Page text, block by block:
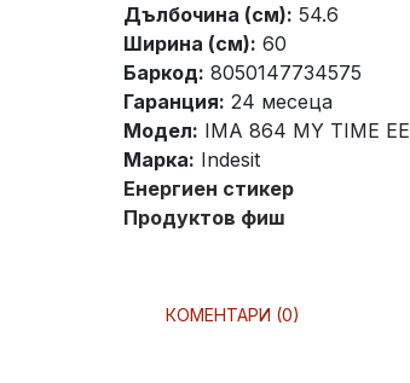
Дълбочина (см): 54.6
Ширина (см): 60
Баркод: 8050147734575
Гаранция: 24 месеца
Модел: IMA 864 MY TIME EE
Марка: Indesit
Енергиен стикер
Продуктов фиш
КОМЕНТАРИ (0)